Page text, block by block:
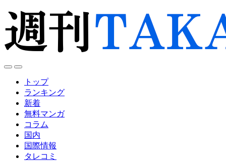
トップ
ランキング
新着
無料マンガ
コラム
国内
国際情報
タレコミ